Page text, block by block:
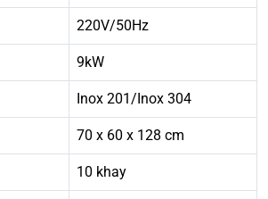
220V/50Hz
9kW
Inox 201/Inox 304
70 x 60 x 128 cm
10 khay